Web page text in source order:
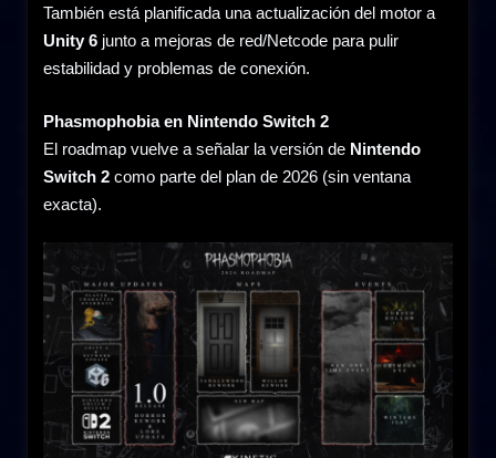
También está planificada una actualización del motor a
Unity 6 junto a mejoras de red/Netcode para pulir
estabilidad y problemas de conexión.
Phasmophobia en Nintendo Switch 2
El roadmap vuelve a señalar la versión de Nintendo
Switch 2 como parte del plan de 2026 (sin ventana
exacta).